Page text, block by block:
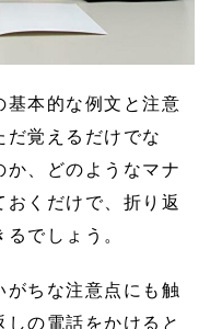
本的な例文と注意
だ覚えるだけでな
か、どのようなマナ
くだけで、折り返
でしょう。
がちな注意点にも触
の電話をかけると